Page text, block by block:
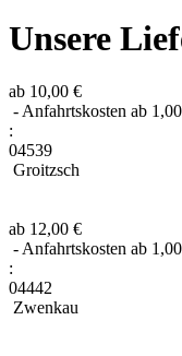
Unsere
ab 10,00 €
- Anfahrtskosten ab
:
04539
Groitzsch
ab 12,00 €
- Anfahrtskosten ab
:
04442
Zwenkau